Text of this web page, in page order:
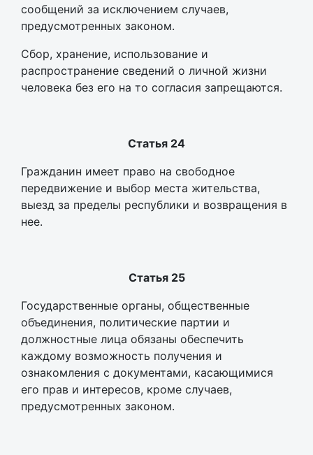
сообщений за исключением случаев,
предусмотренных законом.
Сбор, хранение, использование и
распространение сведений о личной жизни
человека без его на то согласия запрещаются.
Статья 24
Гражданин имеет право на свободное
передвижение и выбор места жительства,
выезд за пределы республики и возвращения в
нее.
Статья 25
Государственные органы, общественные
объединения, политические партии и
должностные лица обязаны обеспечить
каждому возможность получения и
ознакомления с документами, касающимися
его прав и интересов, кроме случаев,
предусмотренных законом.